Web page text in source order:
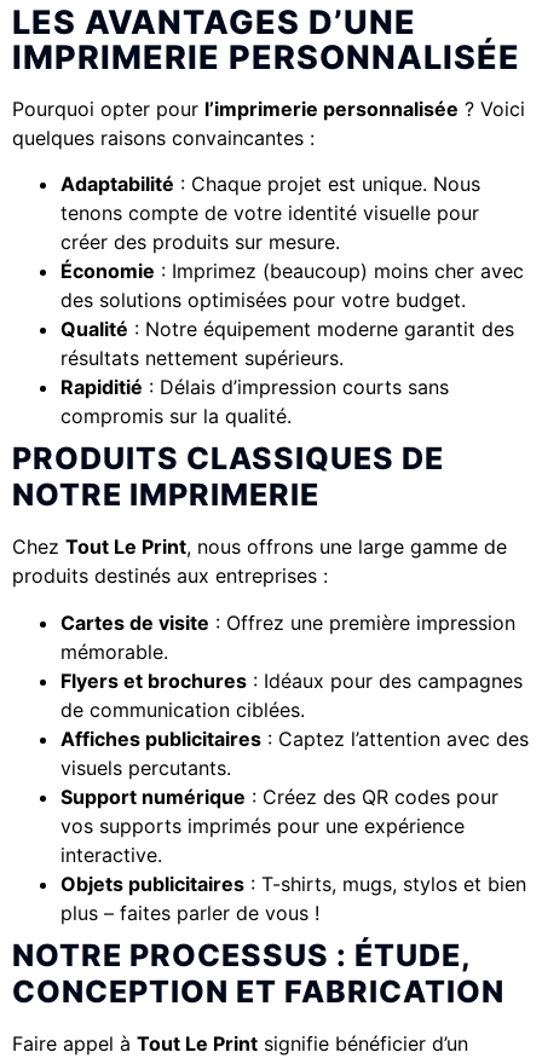
LES AVANTAGES D’UNE
IMPRIMERIE PERSONNALISÉE
Pourquoi opter pour l’imprimerie personnalisée ? Voici
quelques raisons convaincantes :
Adaptabilité : Chaque projet est unique. Nous
tenons compte de votre identité visuelle pour
créer des produits sur mesure.
Économie : Imprimez (beaucoup) moins cher avec
des solutions optimisées pour votre budget.
Qualité : Notre équipement moderne garantit des
résultats nettement supérieurs.
Rapiditié : Délais d’impression courts sans
compromis sur la qualité.
PRODUITS CLASSIQUES DE
NOTRE IMPRIMERIE
Chez Tout Le Print, nous offrons une large gamme de
produits destinés aux entreprises :
Cartes de visite : Offrez une première impression
mémorable.
Flyers et brochures : Idéaux pour des campagnes
de communication ciblées.
Affiches publicitaires : Captez l’attention avec des
visuels percutants.
Support numérique : Créez des QR codes pour
vos supports imprimés pour une expérience
interactive.
Objets publicitaires : T-shirts, mugs, stylos et bien
plus – faites parler de vous !
NOTRE PROCESSUS : ÉTUDE,
CONCEPTION ET FABRICATION
Faire appel à Tout Le Print signifie bénéficier d’un